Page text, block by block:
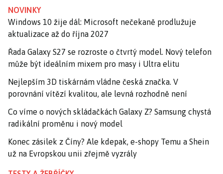
NOVINKY
Windows 10 žije dál: Microsoft nečekaně prodlužuje
aktualizace až do října 2027
Řada Galaxy S27 se rozroste o čtvrtý model. Nový telefon
může být ideálním mixem pro masy i Ultra elitu
Nejlepším 3D tiskárnám vládne česká značka. V
porovnání vítězí kvalitou, ale levná rozhodně není
Co víme o nových skládačkách Galaxy Z? Samsung chystá
radikální proměnu i nový model
Konec zásilek z Číny? Ale kdepak, e-shopy Temu a Shein
už na Evropskou unii zřejmě vyzrály